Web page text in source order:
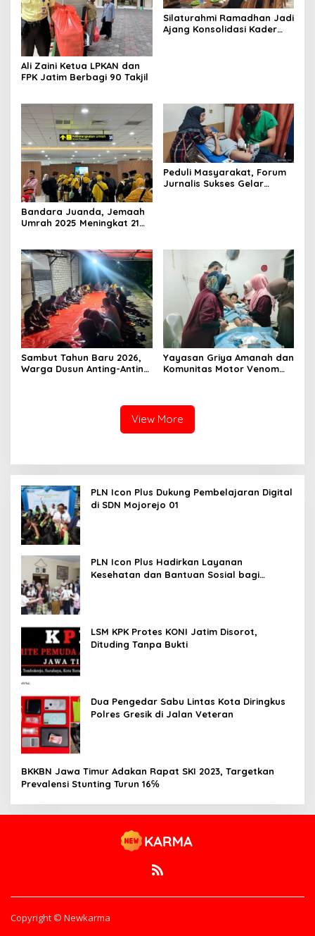
Ali Zaini Ketua LPKAN dan
FPK Jatim Berbagi 90 Takjil
Silaturahmi Ramadhan Jadi
Ajang Konsolidasi Kader
Bandara Juanda, Jemaah
Umrah 2025 Meningkat 21
Peduli Masyarakat, Forum
Jurnalis Sukses Gelar
Sambut Tahun Baru 2026,
Warga Dusun Anting-Anting
Yayasan Griya Amanah dan
Komunitas Motor Venom
View More
PLN Icon Plus Dukung Pembelajaran Digital
di SDN Mojorejo 01
PLN Icon Plus Hadirkan Layanan
Kesehatan dan Bantuan Sosial bagi
LSM KPK Protes KONI Jatim Disorot,
Dituding Tanpa Bukti
Dua Pengedar Sabu Lintas Kota Diringkus
Polres Gresik di Jalan Veteran
BKKBN Jawa Timur Adakan Rapat SKI 2023, Targetkan
Prevalensi Stunting Turun 16℅
Copyright © Newkarma